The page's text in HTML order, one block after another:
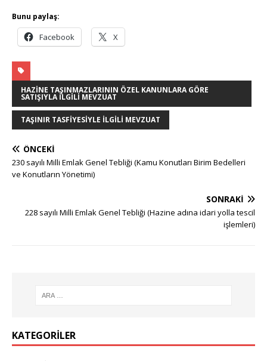
Bunu paylaş:
Facebook X
HAZINE TAŞINMAZLARININ ÖZEL KANUNLARA GÖRE
SATIŞIYLA İLGILI MEVZUAT
TAŞINIR TASFIYESIYLE İLGILI MEVZUAT
ÖNCEKI
230 sayılı Milli Emlak Genel Tebliği (Kamu Konutları Birim Bedelleri
ve Konutların Yönetimi)
SONRAKI
228 sayılı Milli Emlak Genel Tebliği (Hazine adına idari yolla tescil
işlemleri)
KATEGORILER